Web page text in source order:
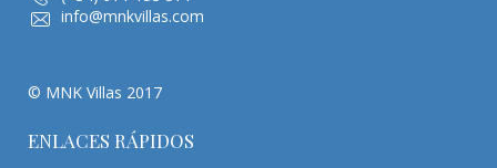
info@mnkvillas.com
© MNK Villas 2017
ENLACES RÁPIDOS